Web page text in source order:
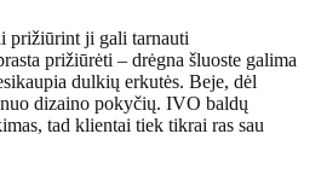
prižiūrint ji gali tarnauti
prižiūrėti – drėgna šluoste galima
dulkių erkutės. Beje, dėl
dizaino pokyčių. IVO baldų
tad klientai tiek tikrai ras sau